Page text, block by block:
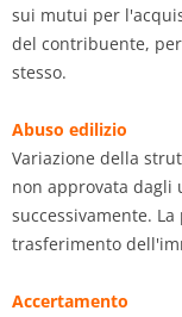
sui mutui per
del contribuente,
stesso.
Abuso edilizio
Variazione della
non approvata dagli
successivamente.
trasferimento
Accertamento